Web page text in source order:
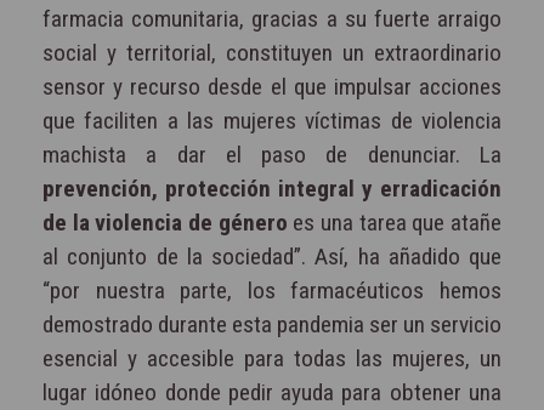
farmacia comunitaria, gracias a su fuerte arraigo
social y territorial, constituyen un extraordinario
sensor y recurso desde el que impulsar acciones
que faciliten a las mujeres víctimas de violencia
machista a dar el paso de denunciar. La
prevención, protección integral y erradicación
de la violencia de género es una tarea que atañe
al conjunto de la sociedad”. Así, ha añadido que
“por nuestra parte, los farmacéuticos hemos
demostrado durante esta pandemia ser un servicio
esencial y accesible para todas las mujeres, un
lugar idóneo donde pedir ayuda para obtener una